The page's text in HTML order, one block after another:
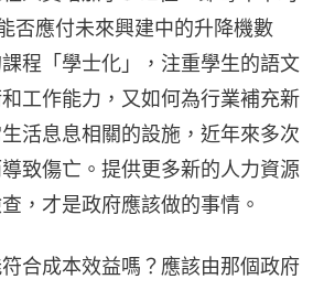
否應付未來興建中的升降機數
程「學士化」，注重學生的語文
工作能力，又如何為行業補充新
活息息相關的設施，近年來多次
致傷亡。提供更多新的人力資源
，才是政府應該做的事情。
合成本效益嗎？應該由那個政府